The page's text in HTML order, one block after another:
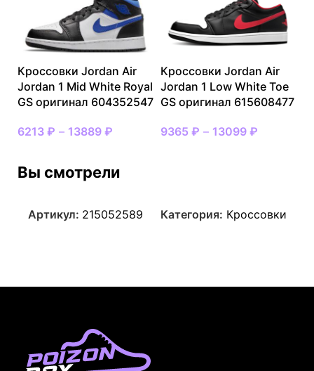
Кроссовки Jordan Air
Jordan 1 Mid White Royal
GS оригинал 604352547
6213 ₽ – 13889 ₽
Кроссовки Jordan Air
Jordan 1 Low White Toe
GS оригинал 615608477
9365 ₽ – 13099 ₽
Вы смотрели
Артикул: 215052589 Категория: Кроссовки